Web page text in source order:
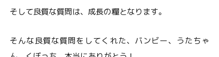
そして良質な質問は、成長の糧となります。
そんな良質な質問をしてくれた、バンビー、うたちゃ